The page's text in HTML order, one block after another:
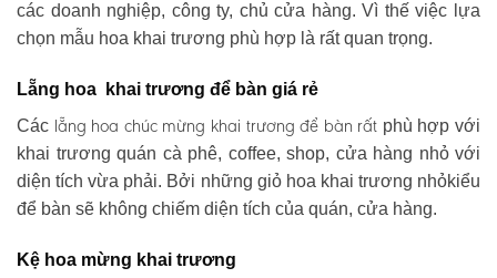
các doanh nghiệp, công ty, chủ cửa hàng. Vì thế việc lựa
chọn mẫu hoa khai trương phù hợp là rất quan trọng.
Lẵng hoa khai trương để bàn giá rẻ
Các lẵng hoa chúc mừng khai trương để bàn rất phù hợp với
khai trương quán cà phê, coffee, shop, cửa hàng nhỏ với
diện tích vừa phải. Bởi những giỏ hoa khai trương nhỏkiểu
để bàn sẽ không chiếm diện tích của quán, cửa hàng.
Kệ hoa mừng khai trương